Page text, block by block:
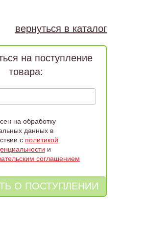
вернуться в каталог
на поступление
товара:
на обработку
данных в
с политикой
и
соглашением